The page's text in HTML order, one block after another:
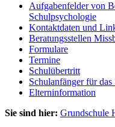
Aufgabenfelder von
Schulpsychologie
Kontaktdaten und
Beratungsstellen
Formulare
Termine
Schulübertritt
Schulanfänger für
Elterninformation
Sie sind hier: Grundschule